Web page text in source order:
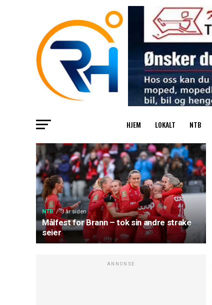
HJEM LOKALT NTB
NTB 3 år siden
Målfest for Brann – tok sin andre strake
seier
ANNONSE